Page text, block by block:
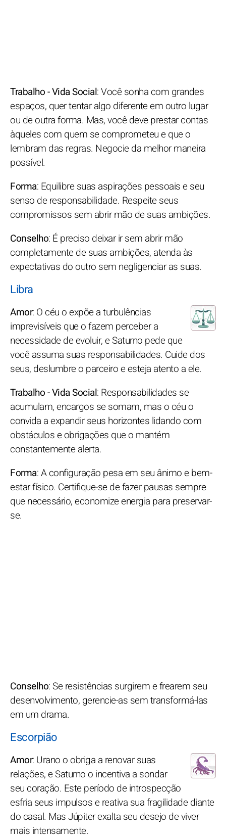
Trabalho - Vida Social: Você sonha com grandes
espaços, quer tentar algo diferente em outro lugar
ou de outra forma. Mas, você deve prestar contas
àqueles com quem se comprometeu e que o
lembram das regras. Negocie da melhor maneira
possível.
Forma: Equilibre suas aspirações pessoais e seu
senso de responsabilidade. Respeite seus
compromissos sem abrir mão de suas ambições.
Conselho: É preciso deixar ir sem abrir mão
completamente de suas ambições, atenda às
expectativas do outro sem negligenciar as suas.
Libra
Amor: O céu o expõe a turbulências
imprevisíveis que o fazem perceber a
necessidade de evoluir, e Saturno pede que
você assuma suas responsabilidades. Cuide dos
seus, deslumbre o parceiro e esteja atento a ele.
Trabalho - Vida Social: Responsabilidades se
acumulam, encargos se somam, mas o céu o
convida a expandir seus horizontes lidando com
obstáculos e obrigações que o mantém
constantemente alerta.
Forma: A configuração pesa em seu ânimo e bem-
estar físico. Certifique-se de fazer pausas sempre
que necessário, economize energia para preservar-
se.
Conselho: Se resistências surgirem e frearem seu
desenvolvimento, gerencie-as sem transformá-las
em um drama.
Escorpião
Amor: Urano o obriga a renovar suas
relações, e Saturno o incentiva a sondar
seu coração. Este período de introspecção
esfria seus impulsos e reativa sua fragilidade diante
do casal. Mas Júpiter exalta seu desejo de viver
mais intensamente.